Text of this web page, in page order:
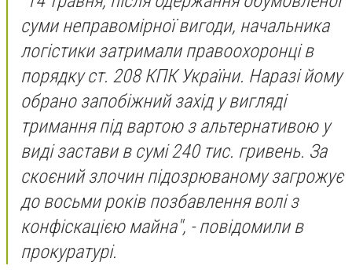
суми неправомірної вигоди, начальника
логістики затримали правоохоронці в
порядку ст. 208 КПК України. Наразі йому
обрано запобіжний захід у вигляді
тримання під вартою з альтернативою у
виді застави в сумі 240 тис. гривень. За
скоєний злочин підозрюваному загрожує
до восьми років позбавлення волі з
конфіскацією майна", - повідомили в
прокуратурі.